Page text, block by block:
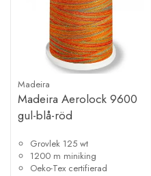
Madeira
Madeira Aerolock 9600
gul-blå-röd
Grovlek 125 wt
1200 m miniking
Oeko-Tex certifierad